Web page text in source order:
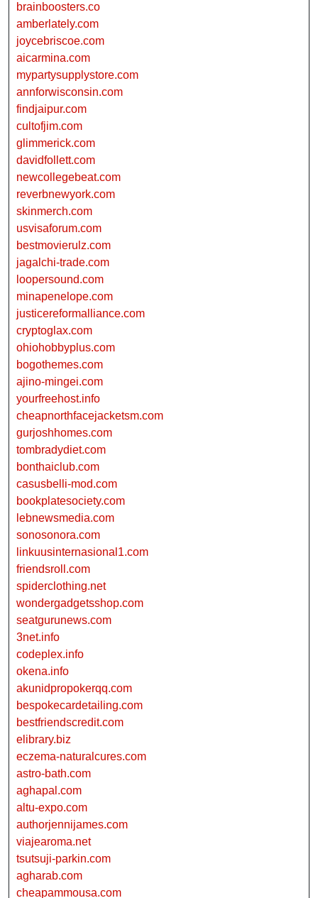
brainboosters.co
amberlately.com
joycebriscoe.com
aicarmina.com
mypartysupplystore.com
annforwisconsin.com
findjaipur.com
cultofjim.com
glimmerick.com
davidfollett.com
newcollegebeat.com
reverbnewyork.com
skinmerch.com
usvisaforum.com
bestmovierulz.com
jagalchi-trade.com
loopersound.com
minapenelope.com
justicereformalliance.com
cryptoglax.com
ohiohobbyplus.com
bogothemes.com
ajino-mingei.com
yourfreehost.info
cheapnorthfacejacketsm.com
gurjoshhomes.com
tombradydiet.com
bonthaiclub.com
casusbelli-mod.com
bookplatesociety.com
lebnewsmedia.com
sonosonora.com
linkuusinternasional1.com
friendsroll.com
spiderclothing.net
wondergadgetsshop.com
seatgurunews.com
3net.info
codeplex.info
okena.info
akunidpropokerqq.com
bespokecardetailing.com
bestfriendscredit.com
elibrary.biz
eczema-naturalcures.com
astro-bath.com
aghapal.com
altu-expo.com
authorjennijames.com
viajearoma.net
tsutsuji-parkin.com
agharab.com
cheapammousa.com